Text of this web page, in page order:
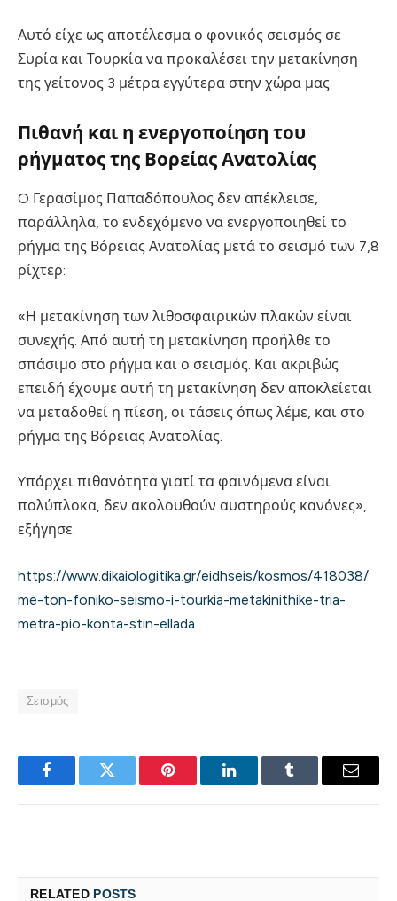
Αυτό είχε ως αποτέλεσμα ο φονικός σεισμός σε
Συρία και Τουρκία να προκαλέσει την μετακίνηση
της γείτονος 3 μέτρα εγγύτερα στην χώρα μας.
Πιθανή και η ενεργοποίηση του
ρήγματος της Βορείας Ανατολίας
O Γερασίμος Παπαδόπουλος δεν απέκλεισε,
παράλληλα, το ενδεχόμενο να ενεργοποιηθεί το
ρήγμα της Βόρειας Ανατολίας μετά το σεισμό των 7,8
ρίχτερ:
«Η μετακίνηση των λιθοσφαιρικών πλακών είναι
συνεχής. Από αυτή τη μετακίνηση προήλθε το
σπάσιμο στο ρήγμα και ο σεισμός. Και ακριβώς
επειδή έχουμε αυτή τη μετακίνηση δεν αποκλείεται
να μεταδοθεί η πίεση, οι τάσεις όπως λέμε, και στο
ρήγμα της Βόρειας Ανατολίας.
Yπάρχει πιθανότητα γιατί τα φαινόμενα είναι
πολύπλοκα, δεν ακολουθούν αυστηρούς κανόνες»,
εξήγησε.
https://www.dikaiologitika.gr/eidhseis/kosmos/418038/
me-ton-foniko-seismo-i-tourkia-metakinithike-tria-
metra-pio-konta-stin-ellada
Σεισμός
FacebookTwitter Pinterest LinkedInTumblr Email
RELATED POSTS